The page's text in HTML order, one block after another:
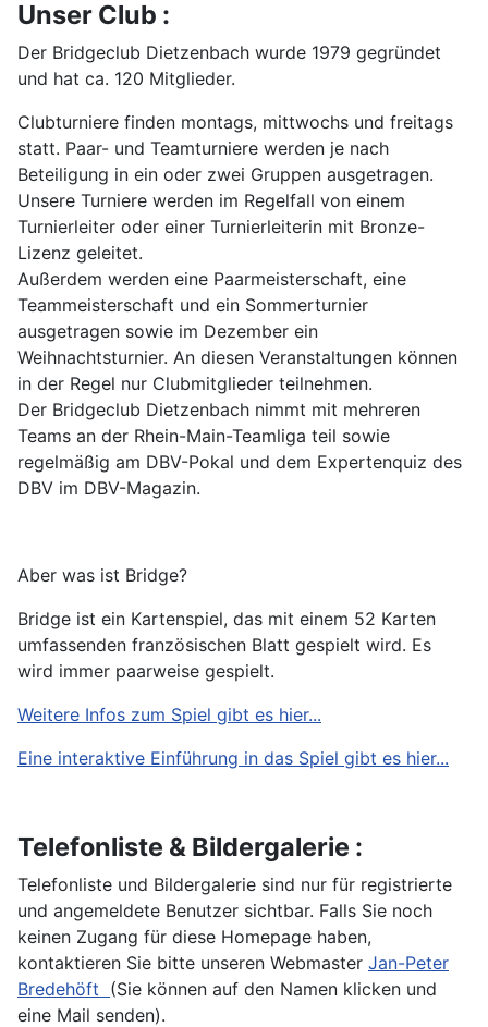
Unser Club :
Der Bridgeclub Dietzenbach wurde 1979 gegründet
und hat ca. 120 Mitglieder.
Clubturniere finden montags, mittwochs und freitags
statt. Paar- und Teamturniere werden je nach
Beteiligung in ein oder zwei Gruppen ausgetragen.
Unsere Turniere werden im Regelfall von einem
Turnierleiter oder einer Turnierleiterin mit Bronze-
Lizenz geleitet.
Außerdem werden eine Paarmeisterschaft, eine
Teammeisterschaft und ein Sommerturnier
ausgetragen sowie im Dezember ein
Weihnachtsturnier. An diesen Veranstaltungen können
in der Regel nur Clubmitglieder teilnehmen.
Der Bridgeclub Dietzenbach nimmt mit mehreren
Teams an der Rhein-Main-Teamliga teil sowie
regelmäßig am DBV-Pokal und dem Expertenquiz des
DBV im DBV-Magazin.
Aber was ist Bridge?
Bridge ist ein Kartenspiel, das mit einem 52 Karten
umfassenden französischen Blatt gespielt wird. Es
wird immer paarweise gespielt.
Weitere Infos zum Spiel gibt es hier...
Eine interaktive Einführung in das Spiel gibt es hier...
Telefonliste & Bildergalerie :
Telefonliste und Bildergalerie sind nur für registrierte
und angemeldete Benutzer sichtbar. Falls Sie noch
keinen Zugang für diese Homepage haben,
kontaktieren Sie bitte unseren Webmaster Jan-Peter
Bredehöft (Sie können auf den Namen klicken und
eine Mail senden).